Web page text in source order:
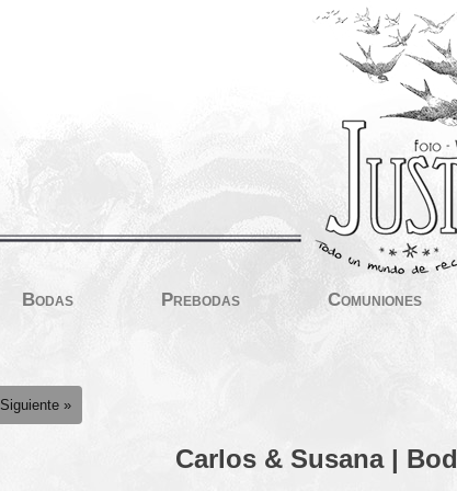
Bodas Prebodas Comuniones
Siguiente »
Carlos & Susana |